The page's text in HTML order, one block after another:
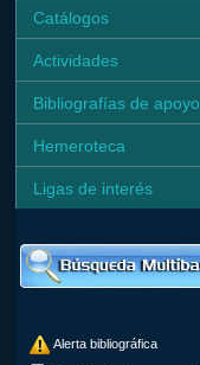
Catálogos
Actividades
Bibliografías de apoyo
Hemeroteca
Ligas de interés
Alerta bibliográfica